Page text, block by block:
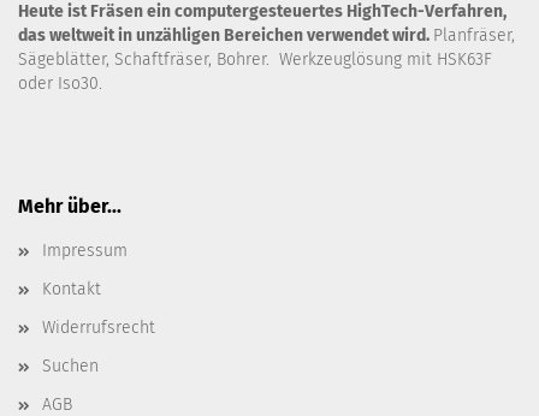
Heute ist Fräsen ein computergesteuertes HighTech-Verfahren,
das weltweit in unzähligen Bereichen verwendet wird. Planfräser,
Sägeblätter, Schaftfräser, Bohrer. Werkzeuglösung mit HSK63F
oder Iso30.
Mehr über...
Impressum
Kontakt
Widerrufsrecht
Suchen
AGB